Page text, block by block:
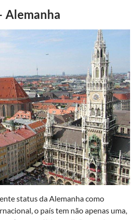
Alemanha
status da Alemanha como
o país tem não apenas uma,